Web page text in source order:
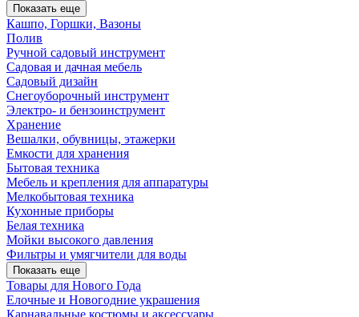
Показать еще
Кашпо, Горшки, Вазоны
Полив
Ручной садовый инструмент
Садовая и дачная мебель
Садовый дизайн
Снегоуборочный инструмент
Электро- и бензоинструмент
Хранение
Вешалки, обувницы, этажерки
Емкости для хранения
Бытовая техника
Мебель и крепления для аппаратуры
Мелкобытовая техника
Кухонные приборы
Белая техника
Мойки высокого давления
Фильтры и умягчители для воды
Показать еще
Товары для Нового Года
Елочные и Новогодние украшения
Карнавальные костюмы и аксессуары